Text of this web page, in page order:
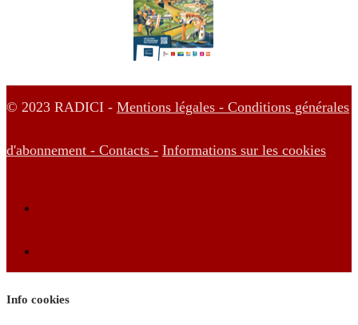
© 2023 RADICI - Mentions légales - Conditions générales
d'abonnement - Contacts - Informations sur les cookies
Info cookies